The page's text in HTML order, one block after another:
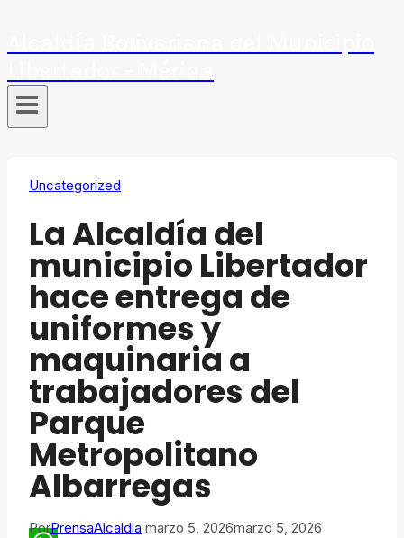
Uncategorized
La Alcaldía del
municipio Libertador
hace entrega de
uniformes y
maquinaria a
trabajadores del
Parque
Metropolitano
Albarregas
PorPrensaAlcaldia marzo 5, 2026marzo 5, 2026